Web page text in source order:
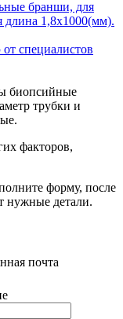
от специалистов
биопсийные
трубки и
факторов,
форму, после
нужные детали.
почта